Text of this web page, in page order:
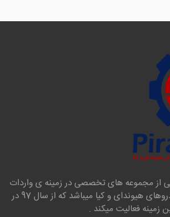
از مجموعه های تخصصی در زمینه ی واردات
و پخش لوازم یدکی خودروهای هیوندای و کیا میباشد که از سال 97 در
زمینه فعالیت میکند .